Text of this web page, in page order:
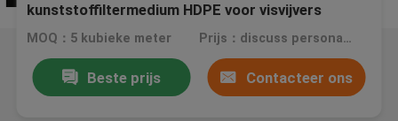
kunststoffiltermedium HDPE voor visvijvers
MOQ：5 kubieke meter Prijs：discuss personally
Beste prijs Contacteer ons